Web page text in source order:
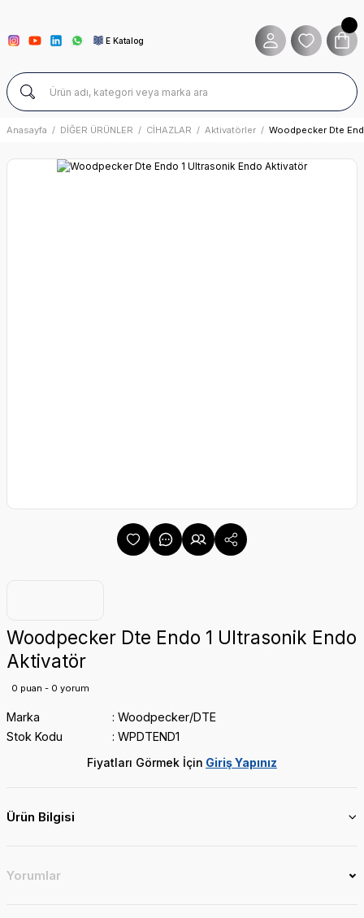
E Katalog
Anasayfa DİĞER ÜRÜNLER CİHAZLAR Aktivatörler Woodpecker Dte
Woodpecker Dte Endo 1 Ultrasonik Endo
Aktivatör
0 puan - 0 yorum
Marka
Woodpecker/DTE
Stok Kodu
WPDTEND1
Fiyatları Görmek İçin Giriş Yapınız
Ürün Bilgisi
Yorumlar